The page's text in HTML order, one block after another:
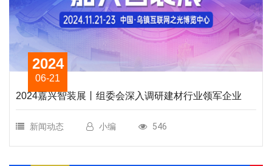
2024
06-21
2024嘉兴智装展丨组委会深入调研建材行业领军企业
新闻动态 小编 546